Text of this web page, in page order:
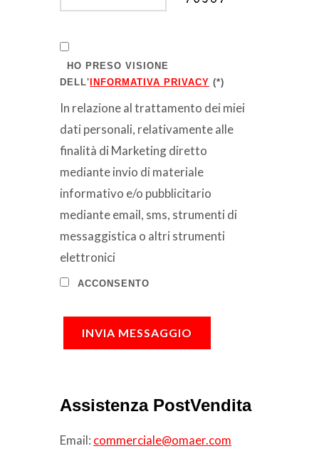
HO PRESO VISIONE
DELL' INFORMATIVA PRIVACY (*)
In relazione al trattamento dei miei
dati personali, relativamente alle
finalità di Marketing diretto
mediante invio di materiale
informativo e/o pubblicitario
mediante email, sms, strumenti di
messaggistica o altri strumenti
elettronici
ACCONSENTO
INVIA MESSAGGIO
Assistenza PostVendita
Email: commerciale@omaer.com